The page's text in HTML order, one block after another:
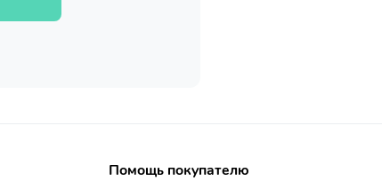
Помощь покупателю